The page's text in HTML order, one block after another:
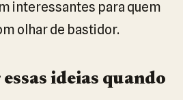
interessantes para quem
olhar de bastidor.
ideias quando